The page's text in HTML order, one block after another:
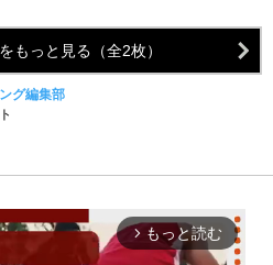
もっと見る（全2枚）
グ編集部
arrow_forward_ios もっと読む